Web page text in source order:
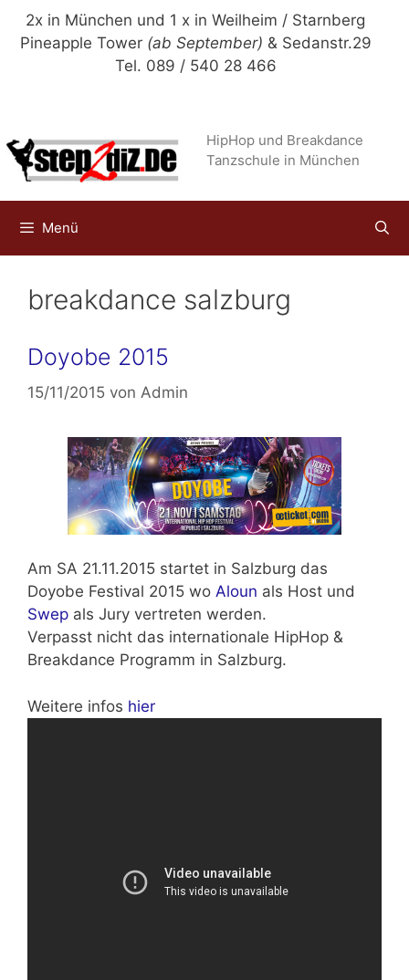
Zum
Inhalt
2x in München und 1 x in Weilheim / Starnberg
Pineapple Tower (ab September) & Sedanstr.29
Tel. 089 / 540 28 466
HipHop und Breakdance
Tanzschule in München
Menü
breakdance salzburg
Doyobe 2015
15/11/2015 von Admin
Am SA 21.11.2015 startet in Salzburg das
Doyobe Festival 2015 wo Aloun als Host und
Swep als Jury vertreten werden.
Verpasst nicht das internationale HipHop &
Breakdance Programm in Salzburg.
Weitere infos hier